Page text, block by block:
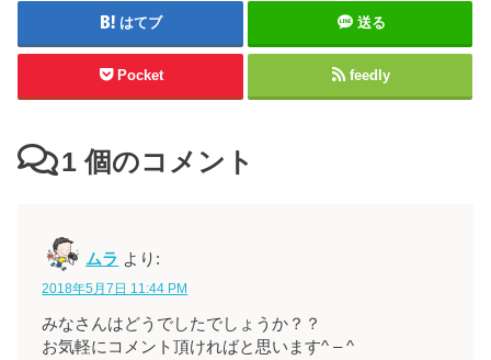
はてブ 送る
Pocket feedly
1 個のコメント
ムラ より:
2018年5月7日 11:44 PM
みなさんはどうでしたでしょうか？？
お気軽にコメント頂ければと思います^ – ^